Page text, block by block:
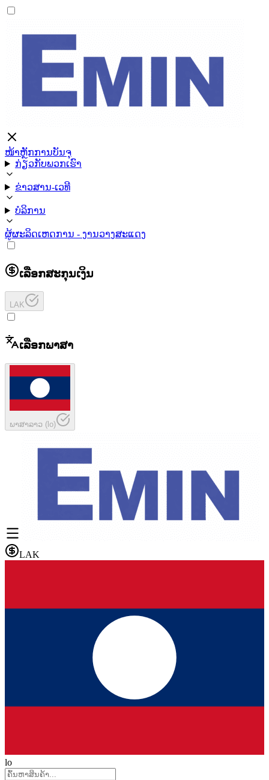
ໜ້າຫຼັກການບັນຈຸ
ກ່ຽວກັບພວກເຮົາ
ຂ່າວສານ-ເວທີ
ບໍລິການ
ຜູ້ຜະລິດເຫດການ - ງານວາງສະແດງ
ເລືອກສະກຸນເງິນ
LAK
ເລືອກພາສາ
ພາສາລາວ (lo)
LAK
lo